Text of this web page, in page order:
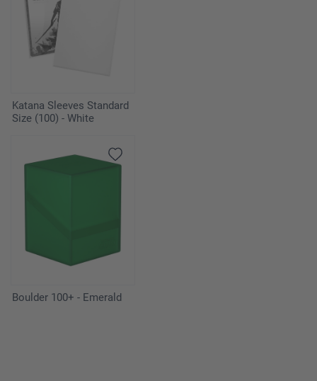
Katana Sleeves Standard
Size (100) - White
Boulder 100+ - Emerald